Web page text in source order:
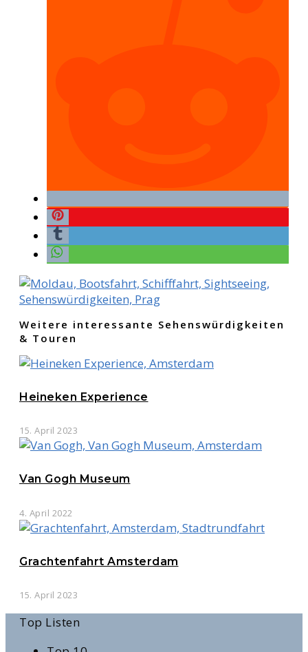
Weitere interessante Sehenswürdigkeiten
& Touren
Heineken Experience
15. April 2023
Van Gogh Museum
4. April 2022
Grachtenfahrt Amsterdam
15. April 2023
Top Listen